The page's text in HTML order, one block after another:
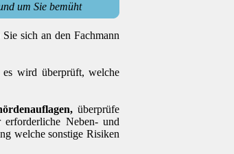
um Sie bemüht
sich an den Fachmann
es wird überprüft, welche
überprüfe
Neben- und
welche sonstige Risiken